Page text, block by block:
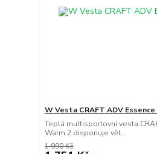
W Vesta CRAFT ADV Essence
Teplá multisportovní vesta
Warm 2 disponuje vět...
1 990 Kč